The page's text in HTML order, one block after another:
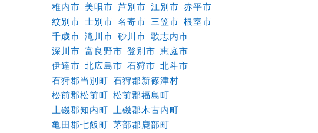
稚内市 美唄市 芦別市 江別市 赤平市
紋別市 士別市 名寄市 三笠市 根室市
千歳市 滝川市 砂川市 歌志内市
深川市 富良野市 登別市 恵庭市
伊達市 北広島市 石狩市 北斗市
石狩郡当別町 石狩郡新篠津村
松前郡松前町 松前郡福島町
上磯郡知内町
上磯郡木古内町
亀田郡七飯町 茅部郡鹿部町